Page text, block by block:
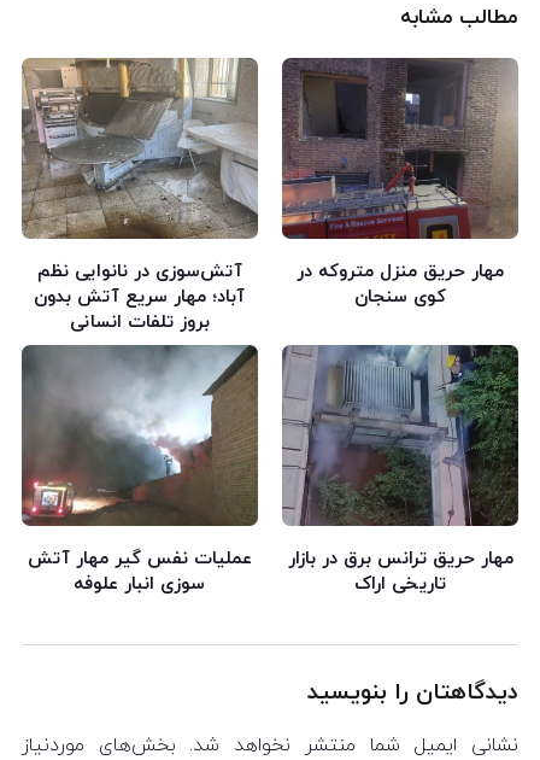
مطالب مشابه
مهار حریق منزل متروکه در
کوی سنجان
آتش‌سوزی در نانوایی نظم
آباد؛ مهار سریع آتش بدون
بروز تلفات انسانی
مهار حریق ترانس برق در بازار
تاریخی اراک
عملیات نفس گیر مهار آتش
سوزی انبار علوفه
دیدگاهتان را بنویسید
نشانی ایمیل شما منتشر نخواهد شد. بخش‌های موردنیاز